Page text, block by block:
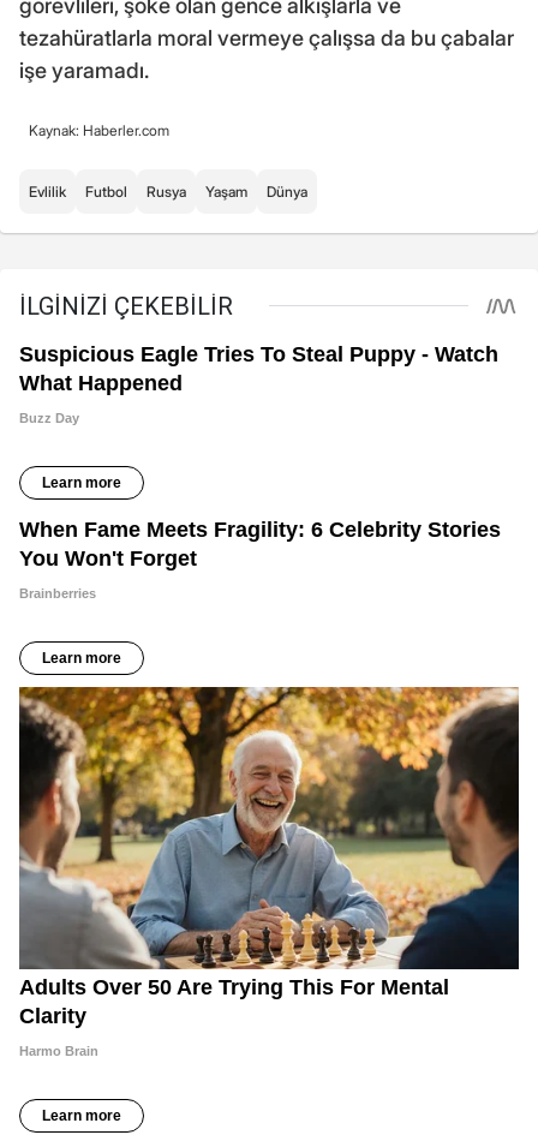
görevlileri, şoke olan gence alkışlarla ve
tezahüratlarla moral vermeye çalışsa da bu çabalar
işe yaramadı.
Kaynak: Haberler.com
Evlilik Futbol Rusya Yaşam Dünya